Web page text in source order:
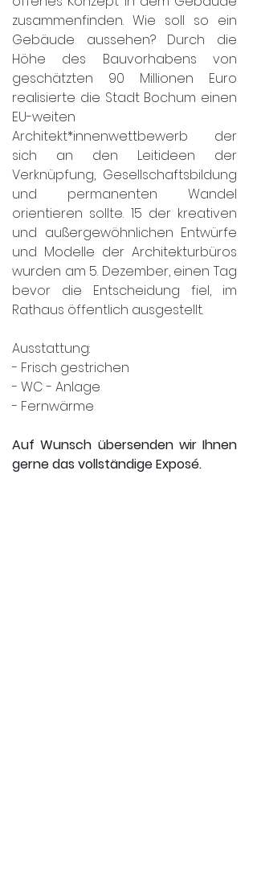
zusammenfinden. Wie soll so ein
Gebäude aussehen? Durch die
Höhe des Bauvorhabens von
geschätzten 90 Millionen Euro
realisierte die Stadt Bochum einen
EU-weiten
Architekt*innenwettbewerb der
sich an den Leitideen der
Verknüpfung, Gesellschaftsbildung
und permanenten Wandel
orientieren sollte. 15 der kreativen
und außergewöhnlichen Entwürfe
und Modelle der Architekturbüros
wurden am 5. Dezember, einen Tag
bevor die Entscheidung fiel, im
Rathaus öffentlich ausgestellt.
Ausstattung:
- Frisch gestrichen
- WC - Anlage
- Fernwärme
Auf Wunsch übersenden wir Ihnen
gerne das vollständige Exposé.